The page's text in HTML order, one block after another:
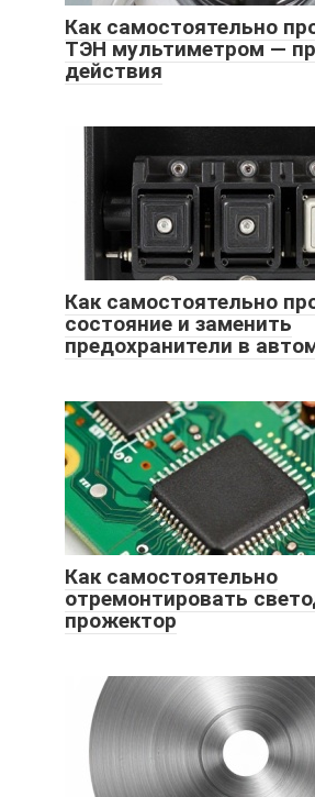
Как самостоятельно
ТЭН мультиметром —
действия
Как самостоятельно
состояние и заменить
предохранители в
Как самостоятельно
отремонтировать
прожектор